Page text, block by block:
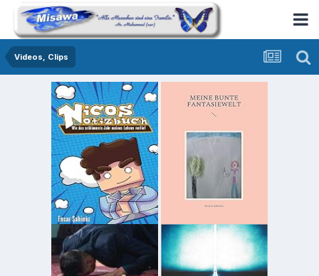
Videos, Clips